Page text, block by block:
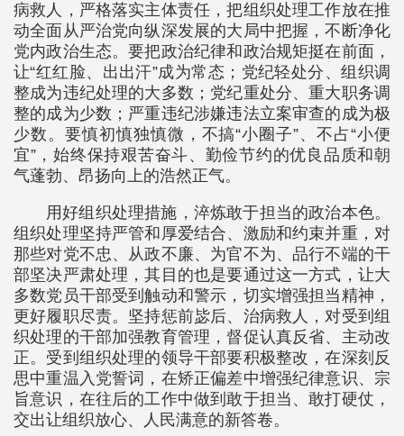
病救人，严格落实主体责任，把组织处理工作放在推
动全面从严治党向纵深发展的大局中把握，不断净化
党内政治生态。要把政治纪律和政治规矩挺在前面，
让“红红脸、出出汗”成为常态；党纪轻处分、组织调
整成为违纪处理的大多数；党纪重处分、重大职务调
整的成为少数；严重违纪涉嫌违法立案审查的成为极
少数。要慎初慎独慎微，不搞“小圈子”、不占“小便
宜”，始终保持艰苦奋斗、勤俭节约的优良品质和朝
气蓬勃、昂扬向上的浩然正气。
用好组织处理措施，淬炼敢于担当的政治本色。
组织处理坚持严管和厚爱结合、激励和约束并重，对
那些对党不忠、从政不廉、为官不为、品行不端的干
部坚决严肃处理，其目的也是要通过这一方式，让大
多数党员干部受到触动和警示，切实增强担当精神，
更好履职尽责。坚持惩前毖后、治病救人，对受到组
织处理的干部加强教育管理，督促认真反省、主动改
正。受到组织处理的领导干部要积极整改，在深刻反
思中重温入党誓词，在矫正偏差中增强纪律意识、宗
旨意识，在往后的工作中做到敢于担当、敢打硬仗，
交出让组织放心、人民满意的新答卷。